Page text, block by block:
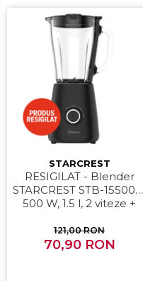
STARCREST
RESIGILAT - Blender
STARCREST STB-15500B,
500 W, 1.5 l, 2 viteze +
121,00 RON
70,90 RON